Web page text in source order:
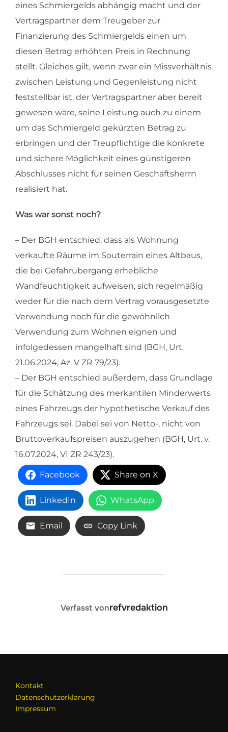
eines Schmiergelds abhängig macht und der
Vertragspartner dem Treugeber zur
Finanzierung des Schmiergelds einen um
diesen Betrag erhöhten Preis in Rechnung
stellt. Gleiches gilt, wenn zwar ein Missverhältnis
zwischen Leistung und Gegenleistung nicht
feststellbar ist, der Vertragspartner aber bereit
gewesen wäre, seine Leistung auch zu einem
um das Schmiergeld gekürzten Betrag zu
erbringen und der Treupflichtige die konkrete
und sichere Möglichkeit eines günstigeren
Abschlusses nicht für seinen Geschäftsherrn
realisiert hat.
Was war sonst noch?
– Der BGH entschied, dass als Wohnung
verkaufte Räume im Souterrain eines Altbaus,
die bei Gefahrübergang erhebliche
Wandfeuchtigkeit aufweisen, sich regelmäßig
weder für die nach dem Vertrag vorausgesetzte
Verwendung noch für die gewöhnlich
Verwendung zum Wohnen eignen und
infolgedessen mangelhaft sind (BGH, Urt.
21.06.2024, Az. V ZR 79/23).
– Der BGH entschied außerdem, dass Grundlage
für die Schätzung des merkantilen Minderwerts
eines Fahrzeugs der hypothetische Verkauf des
Fahrzeugs sei. Dabei sei von Netto-, nicht von
Bruttoverkaufspreisen auszugehen (BGH, Urt. v.
16.07.2024, VI ZR 243/23).
Facebook Share on X
LinkedIn WhatsApp
Email Copy Link
BEITRAGSAUTOR
Verfasst vonrefvredaktion
Kontakt
Datenschutzerklärung
Impressum